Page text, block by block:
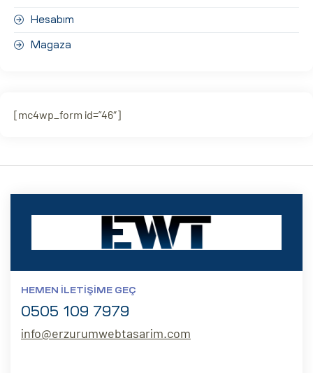
Hesabım
Magaza
[mc4wp_form id=”46″]
HEMEN İLETIŞIME GEÇ
0505 109 7979
info@erzurumwebtasarim.com